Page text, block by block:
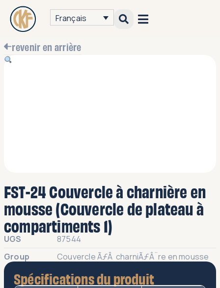
Français
revenir en arrière
FST-24 Couvercle à charnière en
mousse (Couvercle de plateau à
compartiments 1)
UGS
87544
Group
Couvercle ÃƒÂ charniÃƒÂ¨re en mousse
Spécifications du produit